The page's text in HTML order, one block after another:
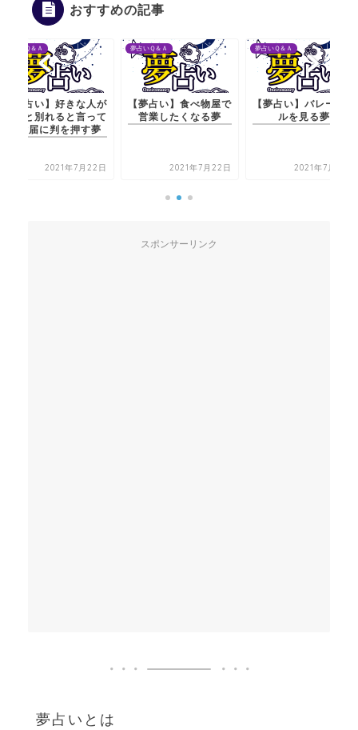
おすすめの記事
夢占いＱ＆Ａ
【夢占い】好きな人が
彼女と別れると言って
離婚届に判を押す夢
2021年7月22日
夢占いＱ＆Ａ
【夢占い】食べ物屋で
営業したくなる夢
2021年7月22日
夢占いＱ＆Ａ
【夢占い】バレーボー
ルを見る夢
2021年7月22日
スポンサーリンク
夢占いとは